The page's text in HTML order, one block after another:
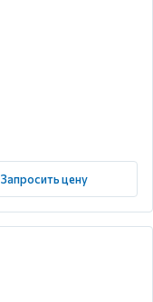
Запросить цену